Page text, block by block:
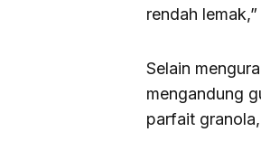
rendah
Selain
mengandung
parfait